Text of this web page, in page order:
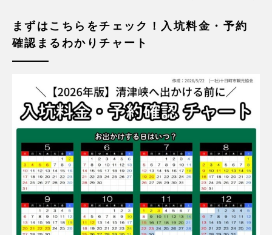
まずはこちらをチェック！入坑料金・予約
確認まるわかりチャート